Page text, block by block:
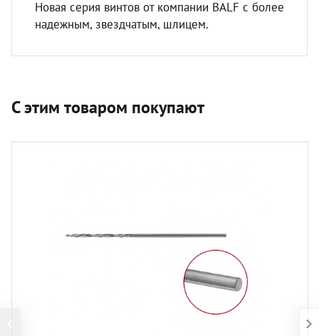
Новая серия винтов от компании BALF с более
надежным, звездчатым, шлицем.
С этим товаром покупают